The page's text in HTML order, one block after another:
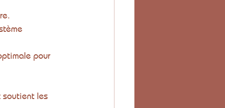
pour
soutient les